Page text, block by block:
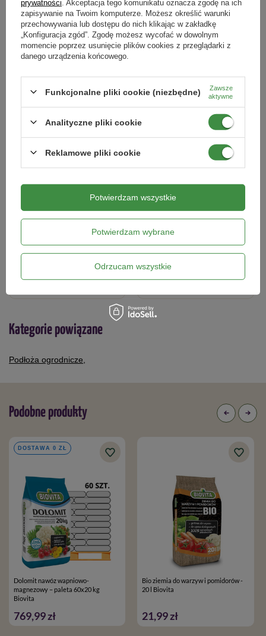
Wszechstronność zastosowań– może być używany
zarówno w ogrodach, jak i w uprawach doniczkowych,
poprawiając jakość gleby w szerokim zakresie roślin – od
warzyw po rośliny ozdobne.
Zastosowanie:
hydroponicznych, dodatek do podłoży, drenaż
Specyfikacja:
Frakcja:4-15 mm
Podmiot odpowiedzialny za ten produkt na terenie UE Więcej
Opinie naszych klientów
Brykiet włókna kokosowego - 650 g
Bio ziemia do warzyw i pomidorów -
Kategorie powiązane
Podłoża ogrodnicze
Podobne produkty
DOSTAWA 0 ZŁ
Dolomit nawóz wapniowo-
magnezowy – paleta 60x20 kg
Biovita
769,99 zł
Bio ziemia do warzyw i pomidorów -
20 l Biovita
21,99 zł
prywatności . Akceptacja tego komunikatu oznacza zgodę na ich
zapisywanie na Twoim komputerze. Możesz określić warunki
przechowywania lub dostępu do nich klikając w zakładkę
„Konfiguracja zgód”. Zgodę możesz wycofać w dowolnym
momencie poprzez usunięcie plików cookies z przeglądarki z
danego urządzenia końcowego.
Funkcjonalne pliki cookie (niezbędne)
Zawsze
aktywne
Analityczne pliki cookie
Reklamowe pliki cookie
Potwierdzam wybrane
Odrzucam wszystkie
Potwierdzam wszystkie